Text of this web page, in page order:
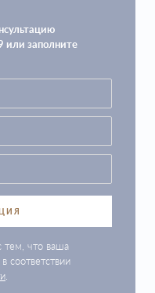
или заполните
тем, что ваша
соответствии